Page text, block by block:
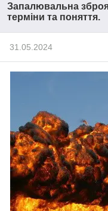
Запалювальна зброя
терміни та поняття.
31.05.2024